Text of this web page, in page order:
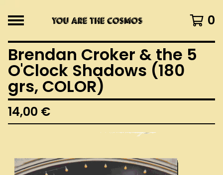
0
Brendan Croker & the 5
O'Clock Shadows (180
grs, COLOR)
14,00 €